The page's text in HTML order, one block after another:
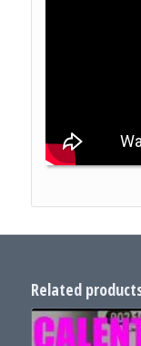
Related